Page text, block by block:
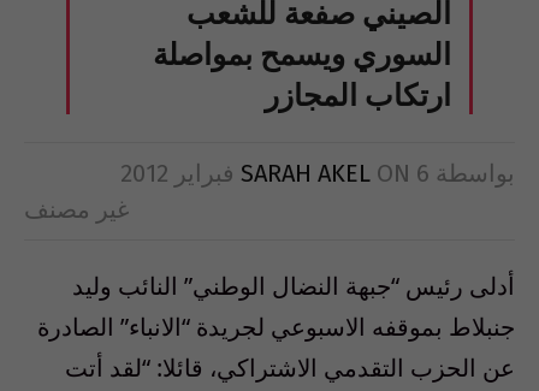
الصيني صفعة للشعب
السوري ويسمح بمواصلة
ارتكاب المجازر
بواسطة SARAH AKEL ON 6 فبراير 2012
غير مصنف
أدلى رئيس “جبهة النضال الوطني” النائب وليد
جنبلاط بموقفه الاسبوعي لجريدة “الانباء” الصادرة
عن الحزب التقدمي الاشتراكي، قائلا: “لقد أتت